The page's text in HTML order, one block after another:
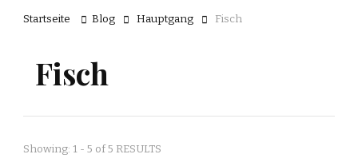
Startseite Blog Hauptgang Fisch
Fisch
Showing: 1 - 5 of 5 RESULTS